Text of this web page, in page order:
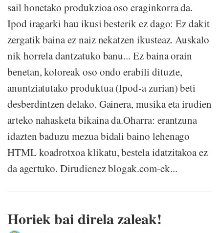
sail honetako produkzioa oso eraginkorra da.
Ipod iragarki hau ikusi besterik ez dago: Ez dakit
zergatik baina ez naiz nekatzen ikusteaz. Auskalo
nik horrela dantzatuko banu... Ez baina orain
benetan, koloreak oso ondo erabili dituzte,
anuntziatutako produktua (Ipod-a zurian) beti
desberdintzen delako. Gainera, musika eta irudien
arteko nahasketa bikaina da.Oharra: erantzuna
idazten baduzu mezua bidali baino lehenago
HTML koadrotxoa klikatu, bestela idatzitakoa ez
da agertuko. Dirudienez blogak.com-ek...
Horiek bai direla zaleak!